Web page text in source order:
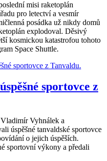
misi raketoplán
pro letectví a vesmír
posádka už nikdy domů
explodoval. Děsivý
kosmickou katastrofou tohoto
Space Shuttle.
sportovce z
Vyhnálek a
úspěšné tanvaldské sportovce
o jejich úspěších.
sportovní výkony a předali